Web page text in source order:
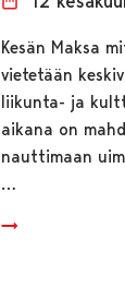
Kesän Maksa
vietetään
liikunta- ja
aikana on
nauttimaan
…